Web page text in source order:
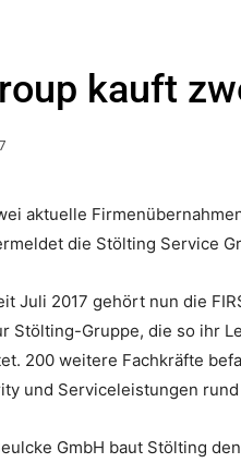
kauft
aktuelle
die Stölting Service
Juli 2017 gehört nun die
Stölting-Gruppe, die so ihr
200 weitere Fachkräfte
und Serviceleistungen
GmbH baut Stölting